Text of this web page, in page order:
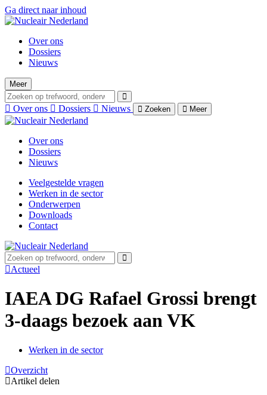
Ga direct naar inhoud
Over ons
Dossiers
Nieuws
Meer
Over ons Dossiers Nieuws Zoeken Meer
Over ons
Dossiers
Nieuws
Veelgestelde vragen
Werken in de sector
Onderwerpen
Downloads
Contact
Actueel
IAEA DG Rafael Grossi brengt
3-daags bezoek aan VK
Werken in de sector
Overzicht
Artikel delen